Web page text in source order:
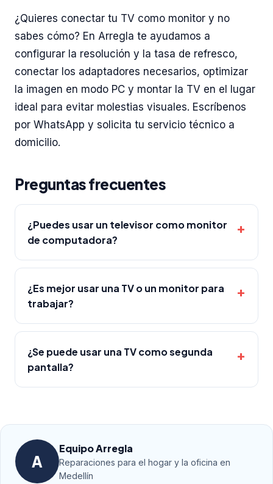
¿Quieres conectar tu TV como monitor y no
sabes cómo? En Arregla te ayudamos a
configurar la resolución y la tasa de refresco,
conectar los adaptadores necesarios, optimizar
la imagen en modo PC y montar la TV en el lugar
ideal para evitar molestias visuales. Escríbenos
por WhatsApp y solicita tu servicio técnico a
domicilio.
Preguntas frecuentes
¿Puedes usar un televisor como monitor
de computadora?
¿Es mejor usar una TV o un monitor para
trabajar?
¿Se puede usar una TV como segunda
pantalla?
A
Equipo Arregla
Reparaciones para el hogar y la oficina en
Medellín